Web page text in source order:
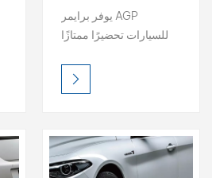
بالعربيةالجفاف للسيارات
يوفر برايمر AGP
للسيارات تحضيرًا ممتازًا
وقدرة تعبئة قوية، وسرعة
تجفيف. تضمن تركيبته
وجودة التشطيب العامة
للطبقة العلوية. صُمم هذا